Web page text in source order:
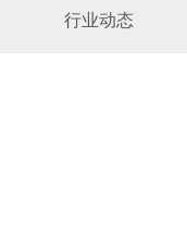
行业动态